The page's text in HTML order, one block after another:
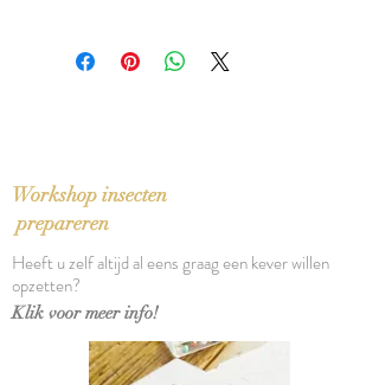
Taal: Nederlands / Latijn
Aantal pagina's: 206
Workshop insecten
prepareren
Heeft u zelf altijd al eens graag een kever willen
opzetten?
Klik voor meer info!